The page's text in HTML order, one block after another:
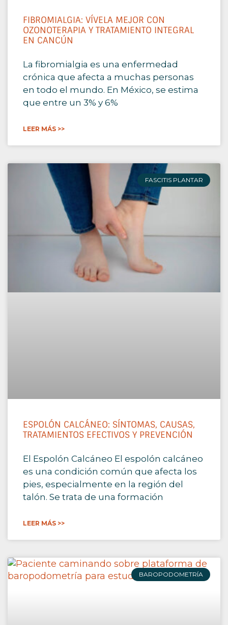
FIBROMIALGIA: VÍVELA MEJOR CON
OZONOTERAPIA Y TRATAMIENTO INTEGRAL
EN CANCÚN
La fibromialgia es una enfermedad
crónica que afecta a muchas personas
en todo el mundo. En México, se estima
que entre un 3% y 6%
LEER MÁS >>
FASCITIS PLANTAR
ESPOLÓN CALCÁNEO: SÍNTOMAS, CAUSAS,
TRATAMIENTOS EFECTIVOS Y PREVENCIÓN
El Espolón Calcáneo El espolón calcáneo
es una condición común que afecta los
pies, especialmente en la región del
talón. Se trata de una formación
LEER MÁS >>
BAROPODOMETRÍA